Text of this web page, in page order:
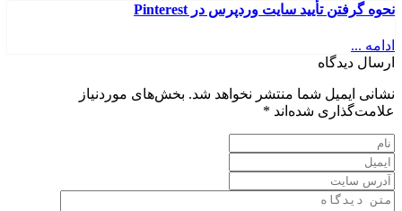
نحوه گرفتن تأیید سایت وردپرس در Pinterest
ادامه ...
ارسال دیدگاه
نشانی ایمیل شما منتشر نخواهد شد. بخش‌های موردنیاز
علامت‌گذاری شده‌اند *